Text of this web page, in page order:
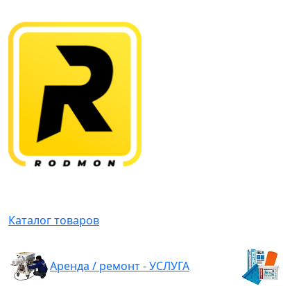
Каталог товаров
Аренда / ремонт - УСЛУГА